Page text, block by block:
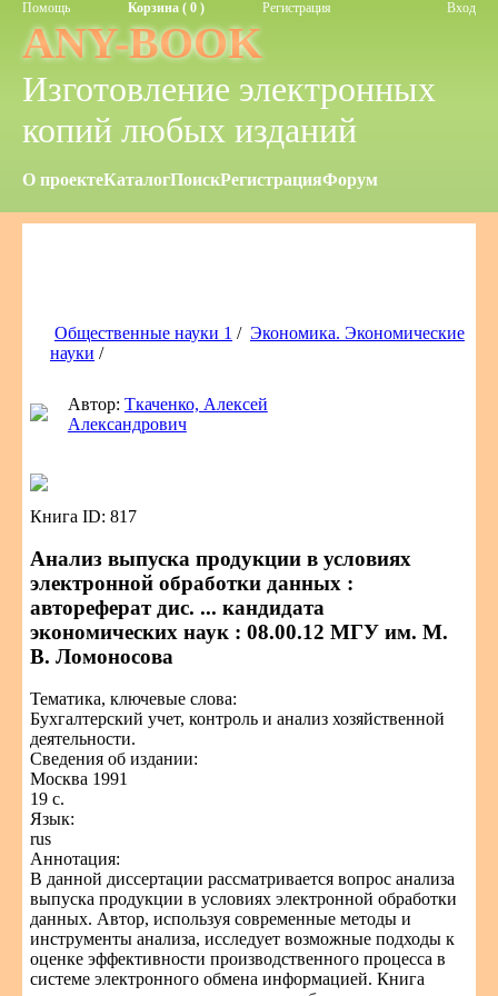
Помощь Корзина ( 0 ) Регистрация Вход
ANY-BOOK
Изготовление электронных
копий любых изданий
О проектеКаталогПоискРегистрацияФорум
Общественные науки 1 / Экономика. Экономические
науки /
Автор: Ткаченко, Алексей
Александрович
Книга ID: 817
Анализ выпуска продукции в условиях
электронной обработки данных :
автореферат дис. ... кандидата
экономических наук : 08.00.12 МГУ им. М.
В. Ломоносова
Тематика, ключевые слова:
Бухгалтерский учет, контроль и анализ хозяйственной
деятельности.
Сведения об издании:
Москва 1991
19 с.
Язык:
rus
Аннотация:
В данной диссертации рассматривается вопрос анализа
выпуска продукции в условиях электронной обработки
данных. Автор, используя современные методы и
инструменты анализа, исследует возможные подходы к
оценке эффективности производственного процесса в
системе электронного обмена информацией. Книга